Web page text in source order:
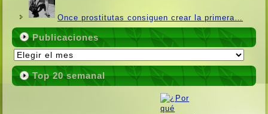
Once prostitutas consiguen crear la primera…
Publicaciones
Publicaciones
Top 20 semanal